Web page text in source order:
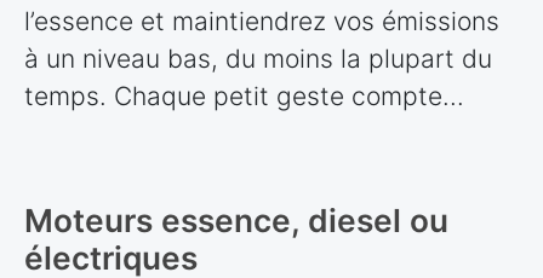
l’essence et maintiendrez vos émissions
à un niveau bas, du moins la plupart du
temps. Chaque petit geste compte...
Moteurs essence, diesel ou
électriques